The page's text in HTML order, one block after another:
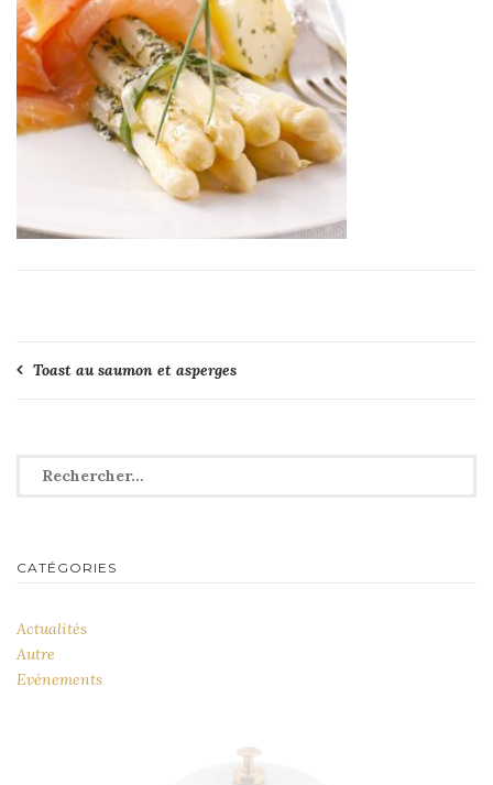
Navigation
Toast au saumon et asperges
Rechercher :
CATÉGORIES
Actualités
Autre
Evénements